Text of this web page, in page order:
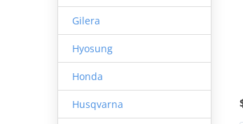
Gilera
Hyosung
Honda
Husqvarna